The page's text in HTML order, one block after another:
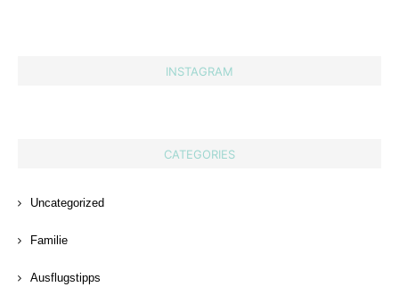
INSTAGRAM
CATEGORIES
Uncategorized
Familie
Ausflugstipps